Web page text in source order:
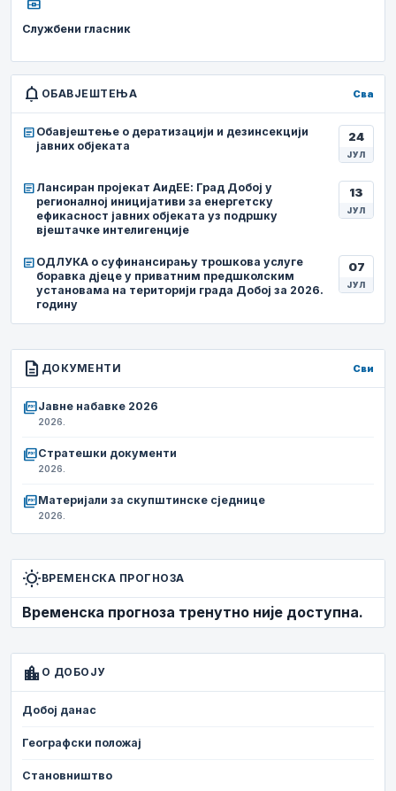
Службени гласник
notifications ОБАВЈЕШТЕЊА Сва
article Обавјештење о дератизацији и дезинсекцији
јавних објеката
24
ЈУЛ
article Лансиран пројекат АидЕЕ: Град Добој у
регионалној иницијативи за енергетску
ефикасност јавних објеката уз подршку
вјештачке интелигенције
13
ЈУЛ
article ОДЛУКА о суфинансирању трошкова услуге
боравка дјеце у приватним предшколским
установама на територији града Добој за 2026.
годину
07
ЈУЛ
description ДОКУМЕНТИ Сви
picture_as_pdfЈавне набавке 2026
2026.
picture_as_pdfСтратешки документи
2026.
picture_as_pdfМатеријали за скупштинске сједнице
2026.
wb_sunnyВРЕМЕНСКА ПРОГНОЗА
Временска прогноза тренутно није доступна.
location_city О ДОБОЈУ
Добој данас
Географски положај
Становништво